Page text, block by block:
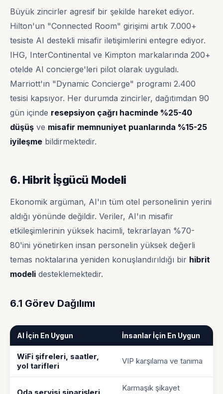
Büyük zincirler agresif bir şekilde hareket ediyor.
Hilton'un "Connected Room" girişimi artık 7.000+
tesiste AI destekli misafir iletişimlerini entegre ediyor.
IHG, InterContinental ve Kimpton markalarında 200+
otelde AI concierge'leri pilot olarak uyguladı.
Marriott'ın "Dynamic Concierge" programı 2.400
tesisi kapsıyor. Her durumda zincirler, dağıtımdan 90
gün içinde resepsiyon çağrı hacminde %25-40
düşüş ve misafir memnuniyet puanlarında %15-25
iyileşme bildirmektedir.
6. Hibrit İşgücü Modeli
Ekonomik argüman, AI'ın tüm otel personelinin yerini
aldığı yönünde değildir. Veriler, AI'ın misafir
etkileşimlerinin yüksek hacimli, tekrarlayan %70-
80'ini yönetirken insan personelin yüksek değerli
temas noktalarına yeniden konuşlandırıldığı bir hibrit
modeli desteklemektedir.
6.1 Görev Dağılımı
AI İçin En Uygun İnsanlar İçin En Uygun
WiFi şifreleri, saatler,
yol tarifleri
VIP karşılama ve tanıma
Karmaşık şikayet